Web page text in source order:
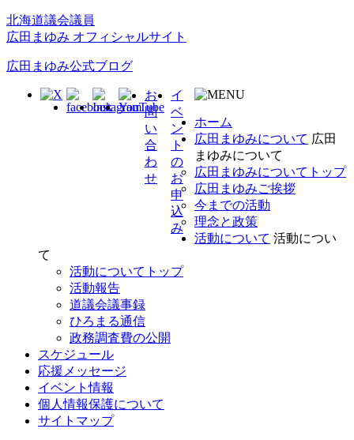
北海道議会議員
広田まゆみ オフィシャルサイト
広田まゆみ公式ブログ
お
問
い
合
わ
せ
イ
ベ
ン
ト
の
お
申
込
み
ホーム
広田まゆみについて 広田
まゆみについて
広田まゆみについてトップ
広田まゆみご挨拶
今までの活動
理念と政策
活動について 活動につい
て
活動についてトップ
活動報告
道議会議事録
ひろまる通信
政務調査費の公開
スケジュール
応援メッセージ
イベント情報
個人情報保護について
サイトマップ